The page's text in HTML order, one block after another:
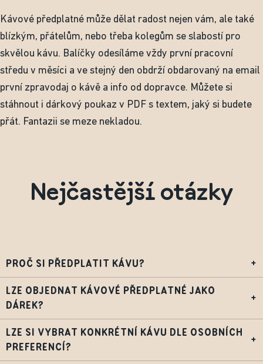
Kávové předplatné může dělat radost nejen vám, ale také
blízkým, přátelům, nebo třeba kolegům se slabostí pro
skvělou kávu. Balíčky odesíláme vždy první pracovní
středu v měsíci a ve stejný den obdrží obdarovaný na email
první zpravodaj o kávě a info od dopravce. Můžete si
stáhnout i dárkový poukaz v PDF s textem, jaký si budete
přát. Fantazii se meze nekladou.
Nejčastější otázky
PROČ SI PŘEDPLATIT KÁVU? +
LZE OBJEDNAT KÁVOVÉ PŘEDPLATNÉ JAKO
DÁREK?
+
LZE SI VYBRAT KONKRÉTNÍ KÁVU DLE OSOBNÍCH
PREFERENCÍ?
+